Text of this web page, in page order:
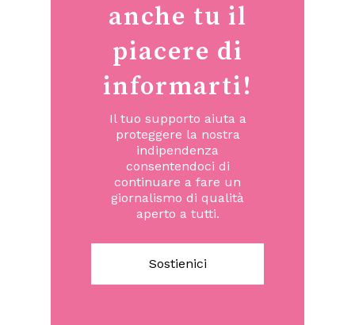
anche tu il
piacere di
informarti!
Il tuo supporto aiuta a
proteggere la nostra
indipendenza
consentendoci di
continuare a fare un
giornalismo di qualità
aperto a tutti.
Sostienici